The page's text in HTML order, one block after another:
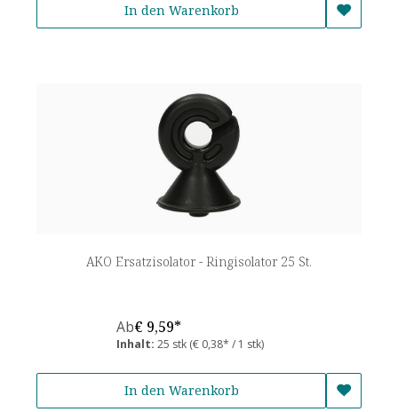
In den Warenkorb
AKO Ersatzisolator - Ringisolator 25 St.
Inhalt: 25 stk (€ 0,38* / 1 stk)
Ab€ 9,59*
In den Warenkorb